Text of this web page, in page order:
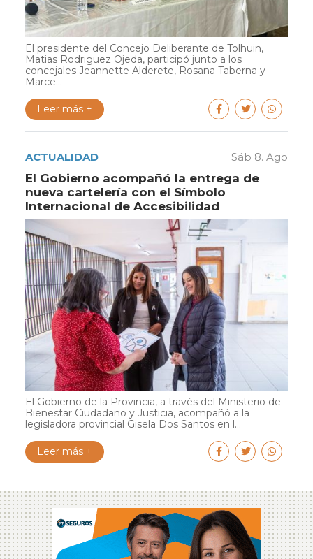
El presidente del Concejo Deliberante de Tolhuin,
Matias Rodriguez Ojeda, participó junto a los
concejales Jeannette Alderete, Rosana Taberna y
Marce...
Leer más +
ACTUALIDAD Sáb 8. Ago
El Gobierno acompañó la entrega de
nueva cartelería con el Símbolo
Internacional de Accesibilidad
El Gobierno de la Provincia, a través del Ministerio de
Bienestar Ciudadano y Justicia, acompañó a la
legisladora provincial Gisela Dos Santos en l...
Leer más +